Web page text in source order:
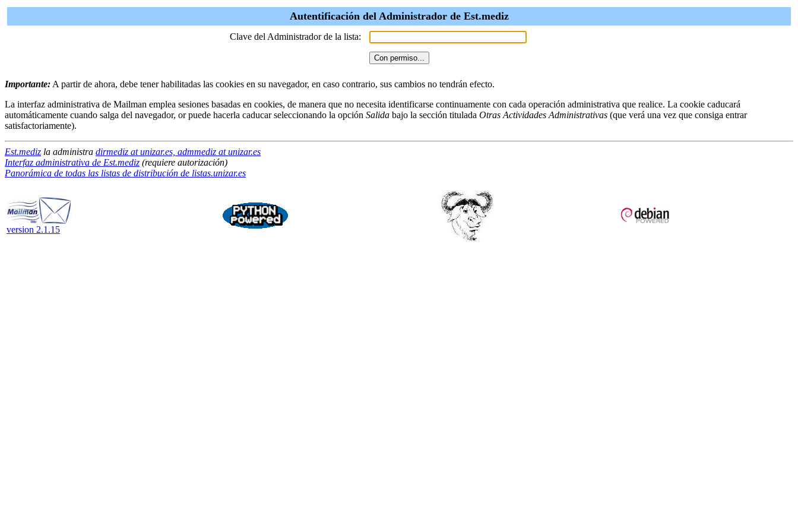
Autentificación del Administrador de Est.mediz
Clave del Administrador de la lista:
Importante: A partir de ahora, debe tener habilitadas las cookies en su navegador, en caso contrario, sus cambios no tendrán efecto.
La interfaz administrativa de Mailman emplea sesiones basadas en cookies, de manera que no necesita identificarse continuamente con cada operación administrativa que realice. La cookie caducará
automáticamente cuando salga del navegador, or puede hacerla caducar seleccionando la opción Salida bajo la sección titulada Otras Actividades Administrativas (que verá una vez que consiga entrar
satisfactoriamente).
Est.mediz la administra dirmediz at unizar.es, admmediz at unizar.es
Interfaz administrativa de Est.mediz (requiere autorización)
Panorámica de todas las listas de distribución de listas.unizar.es
version 2.1.15